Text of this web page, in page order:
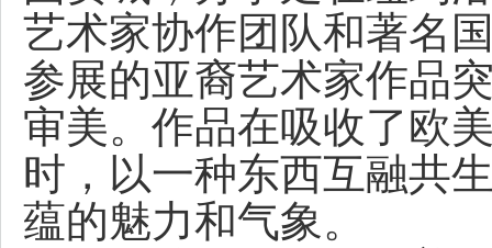
艺术家协作团队和著名
参展的亚裔艺术家作品
审美。作品在吸收了欧
时，以一种东西互融共
蕴的魅力和气象。